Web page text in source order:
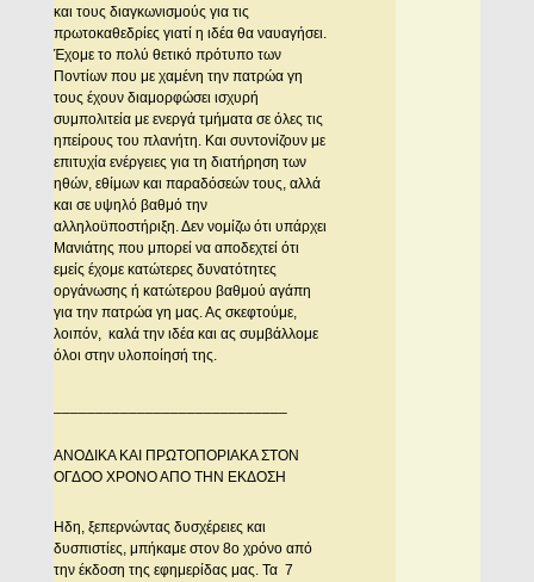
και τους διαγκωνισμούς για τις
πρωτοκαθεδρίες γιατί η ιδέα θα ναυαγήσει.
Έχομε το πολύ θετικό πρότυπο των
Ποντίων που με χαμένη την πατρώα γη
τους έχουν διαμορφώσει ισχυρή
συμπολιτεία με ενεργά τμήματα σε όλες τις
ηπείρους του πλανήτη. Και συντονίζουν με
επιτυχία ενέργειες για τη διατήρηση των
ηθών, εθίμων και παραδόσεών τους, αλλά
και σε υψηλό βαθμό την
αλληλοϋποστήριξη. Δεν νομίζω ότι υπάρχει
Μανιάτης που μπορεί να αποδεχτεί ότι
εμείς έχομε κατώτερες δυνατότητες
οργάνωσης ή κατώτερου βαθμού αγάπη
για την πατρώα γη μας. Ας σκεφτούμε,
λοιπόν, καλά την ιδέα και ας συμβάλλομε
όλοι στην υλοποίησή της.
ANOΔIKA KAI ΠPΩTOΠOPIAKA ΣTON
OΓΔOO XPONO AΠO THN EKΔOΣH
Hδη, ξεπερνώντας δυσχέρειες και
δυσπιστίες, μπήκαμε στον 8ο χρόνο από
την έκδοση της εφημερίδας μας. Τα 7